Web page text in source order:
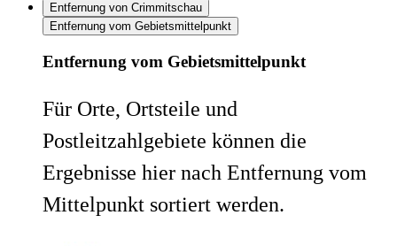
Entfernung von Crimmitschau
Entfernung vom Gebietsmittelpunkt
Entfernung vom Gebietsmittelpunkt
Für Orte, Ortsteile und
Postleitzahlgebiete können die
Ergebnisse hier nach Entfernung vom
Mittelpunkt sortiert werden.